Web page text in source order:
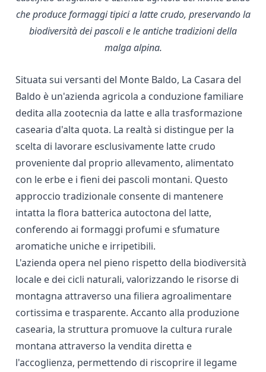
che produce formaggi tipici a latte crudo, preservando la
biodiversità dei pascoli e le antiche tradizioni della
malga alpina.
Situata sui versanti del Monte Baldo, La Casara del
Baldo è un'azienda agricola a conduzione familiare
dedita alla zootecnia da latte e alla trasformazione
casearia d'alta quota. La realtà si distingue per la
scelta di lavorare esclusivamente latte crudo
proveniente dal proprio allevamento, alimentato
con le erbe e i fieni dei pascoli montani. Questo
approccio tradizionale consente di mantenere
intatta la flora batterica autoctona del latte,
conferendo ai formaggi profumi e sfumature
aromatiche uniche e irripetibili.
L'azienda opera nel pieno rispetto della biodiversità
locale e dei cicli naturali, valorizzando le risorse di
montagna attraverso una filiera agroalimentare
cortissima e trasparente. Accanto alla produzione
casearia, la struttura promuove la cultura rurale
montana attraverso la vendita diretta e
l'accoglienza, permettendo di riscoprire il legame